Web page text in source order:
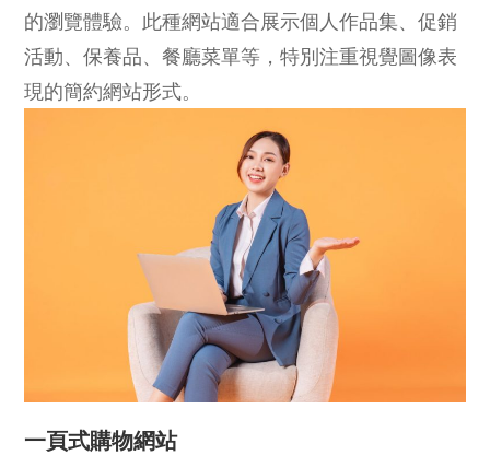
的瀏覽體驗。此種網站適合展示個人作品集、促銷
活動、保養品、餐廳菜單等，特別注重視覺圖像表
現的簡約網站形式。
一頁式購物網站